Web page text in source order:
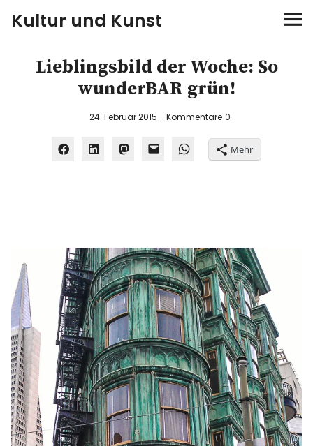
Kultur und Kunst
kultur & kunst
Ausstellungen
Bloggerreisen
Über mich
Lieblingsbild der Woche: So
wunderBAR grün!
24. Februar 2015 Kommentare 0
Mehr